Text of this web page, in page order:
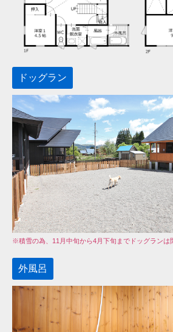
ドッグラン
※積雪の為、11月中旬から4月下旬までドッグランは
外風呂